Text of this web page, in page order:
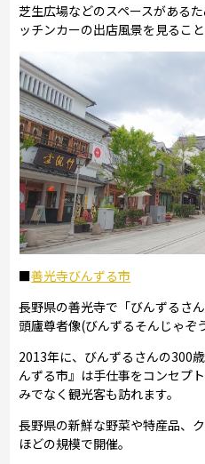
芝生広場などのスペースがある
ッチンカーの出店風景を見ること
■善光寺びんずる市
長野県の善光寺で「びんずるさ
頭廬尊者像(びんずるそんじゃぞ
2013年に、びんずるさんの300
んずる市』は手仕事をコンセプ
みでなく観光客も訪れます。
長野県の新鮮な野菜や特産品、
ほどの規模で開催。